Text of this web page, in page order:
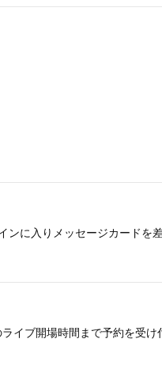
に入りメッセージカードを差
イブ開場時間まで予約を受け